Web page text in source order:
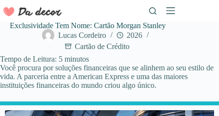
para
conteúdo
Exclusividade Tem Nome: Cartão Morgan Stanley
Lucas Cordeiro
2026
Cartão de Crédito
Tempo de Leitura: 5 minutos
Você procura por soluções financeiras que se alinhem ao seu estilo de
vida. A parceria entre a American Express e uma das maiores
instituições financeiras do mundo criou algo único.